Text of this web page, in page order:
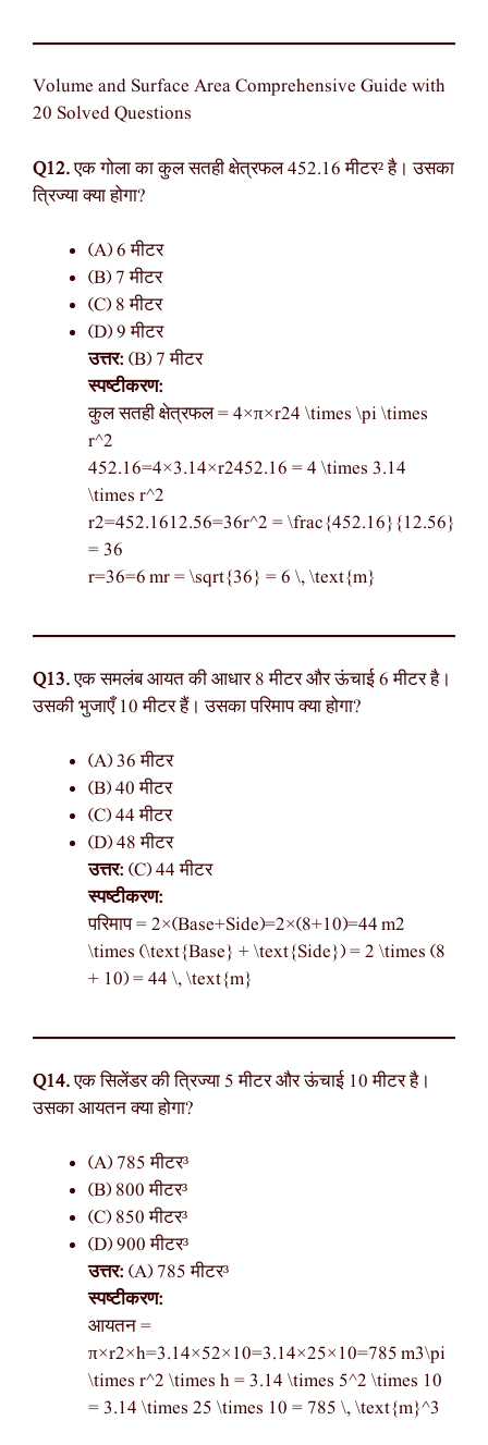
Volume and Surface Area Comprehensive Guide with
20 Solved Questions
Q12.एक गोला का कुल सतही क्षेत्रफल 452.16 मीटर² है। उसका
त्रिज्या क्या होगा?
(A) 6 मीटर
(B) 7 मीटर
(C) 8 मीटर
(D) 9 मीटर
उत्तर: (B) 7 मीटर
स्पष्टीकरण:
कुल सतही क्षेत्रफल = 4×π×r24 \times \pi \times
r^2
452.16=4×3.14×r2452.16 = 4 \times 3.14
\times r^2
r2=452.1612.56=36r^2 = \frac{452.16}{12.56}
= 36
r=36=6 mr = \sqrt{36} = 6 \, \text{m}
Q13.एक समलंब आयत की आधार 8 मीटर और ऊंचाई 6 मीटर है।
उसकी भुजाएँ 10 मीटर हैं। उसका परिमाप क्या होगा?
(A) 36 मीटर
(B) 40 मीटर
(C) 44 मीटर
(D) 48 मीटर
उत्तर: (C) 44 मीटर
स्पष्टीकरण:
परिमाप = 2×(Base+Side)=2×(8+10)=44 m2
\times (\text{Base} + \text{Side}) = 2 \times (8
+ 10) = 44 \, \text{m}
Q14.एक सिलेंडर की त्रिज्या 5 मीटर और ऊंचाई 10 मीटर है।
उसका आयतन क्या होगा?
(A) 785 मीटर³
(B) 800 मीटर³
(C) 850 मीटर³
(D) 900 मीटर³
उत्तर: (A) 785 मीटर³
स्पष्टीकरण:
आयतन =
π×r2×h=3.14×52×10=3.14×25×10=785 m3\pi
\times r^2 \times h = 3.14 \times 5^2 \times 10
= 3.14 \times 25 \times 10 = 785 \, \text{m}^3